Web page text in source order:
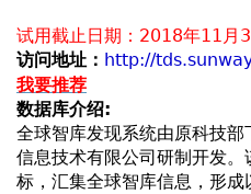
试用截止日期：2018年11月
访问地址： http://
我要推荐
数据库介绍:
全球智库发现系统由原科技
信息技术有限公司研制开发。
标，汇集全球智库信息，形